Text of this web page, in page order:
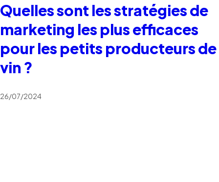
Quelles sont les stratégies de
marketing les plus efficaces
pour les petits producteurs de
vin ?
26/07/2024